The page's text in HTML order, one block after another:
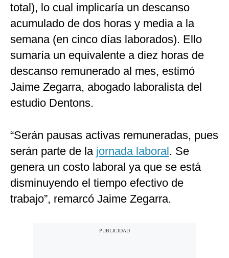
total), lo cual implicaría un descanso
acumulado de dos horas y media a la
semana (en cinco días laborados). Ello
sumaría un equivalente a diez horas de
descanso remunerado al mes, estimó
Jaime Zegarra, abogado laboralista del
estudio Dentons.
“Serán pausas activas remuneradas, pues
serán parte de la jornada laboral. Se
genera un costo laboral ya que se está
disminuyendo el tiempo efectivo de
trabajo”, remarcó Jaime Zegarra.